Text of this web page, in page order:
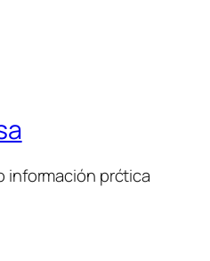
información prćtica